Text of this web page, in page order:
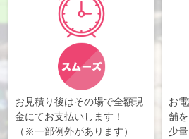
お見積り後はその場で全額現
金にてお支払いします！
（※一部例外があります）
お
舗
少